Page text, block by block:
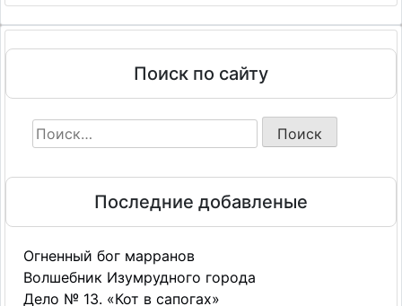
Поиск по сайту
Найти:
Последние добавленые
Огненный бог марранов
Волшебник Изумрудного города
Дело № 13. «Кот в сапогах»